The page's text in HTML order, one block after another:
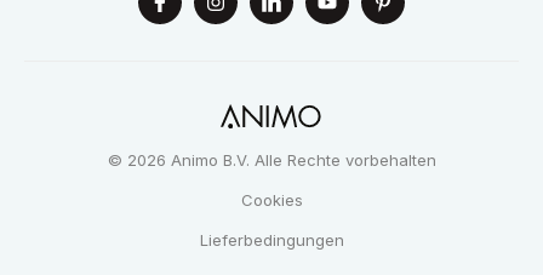
© 2026 Animo B.V. Alle Rechte vorbehalten
Cookies
Lieferbedingungen